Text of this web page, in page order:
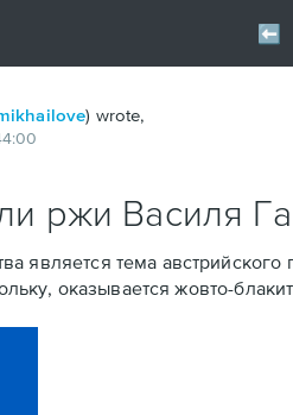
) wrote,
ржи Василя
является тема
оказывается жовто-